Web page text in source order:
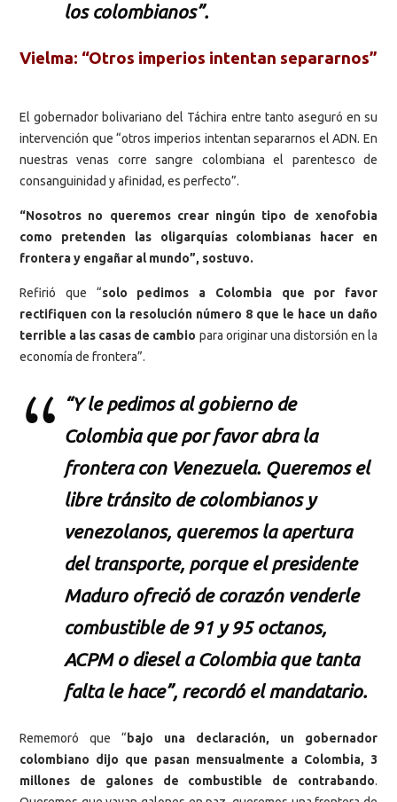
los colombianos”.
Vielma: “Otros imperios intentan separarnos”
El gobernador bolivariano del Táchira entre tanto aseguró en su
intervención que “otros imperios intentan separarnos el ADN. En
nuestras venas corre sangre colombiana el parentesco de
consanguinidad y afinidad, es perfecto”.
“Nosotros no queremos crear ningún tipo de xenofobia
como pretenden las oligarquías colombianas hacer en
frontera y engañar al mundo”, sostuvo.
Refirió que “solo pedimos a Colombia que por favor
rectifiquen con la resolución número 8 que le hace un daño
terrible a las casas de cambio para originar una distorsión en la
economía de frontera”.
“Y le pedimos al gobierno de
Colombia que por favor abra la
frontera con Venezuela. Queremos el
libre tránsito de colombianos y
venezolanos, queremos la apertura
del transporte, porque el presidente
Maduro ofreció de corazón venderle
combustible de 91 y 95 octanos,
ACPM o diesel a Colombia que tanta
falta le hace”, recordó el mandatario.
Rememoró que “bajo una declaración, un gobernador
colombiano dijo que pasan mensualmente a Colombia, 3
millones de galones de combustible de contrabando.